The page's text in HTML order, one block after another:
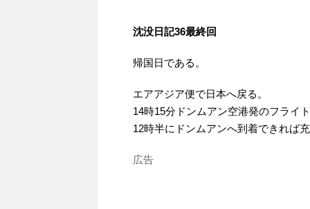
沈没日記36最終回
帰国日である。
エアアジア便で日本へ戻る。
14時15分ドンムアン空港発のフライト
12時半にドンムアンへ到着できれば充
広告